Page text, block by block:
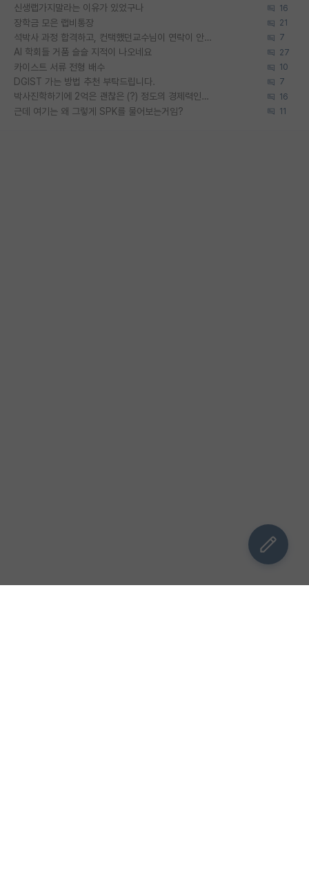
신생랩가지말라는 이유가 있었구나 16
장학금 모은 랩비통장 21
석박사 과정 합격하고, 컨택했던교수님이 연락이 안됩니다... 7
AI 학회들 거품 슬슬 지적이 나오네요 27
카이스트 서류 전형 배수 10
DGIST 가는 방법 추천 부탁드립니다. 7
박사진학하기에 2억은 괜찮은 (?) 정도의 경제력인가요 16
근데 여기는 왜 그렇게 SPK를 물어보는거임? 11